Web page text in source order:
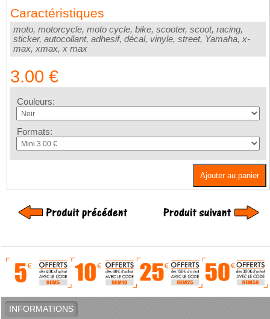
Caractéristiques
moto, motorcycle, moto cycle, bike, scooter, scoot, racing,
sticker, autocollant, adhesif, décal, vinyle, street, Yamaha, x-
max, xmax, x max
3.00 €
Couleurs:
Formats:
Ajouter au panier
INFORMATIONS